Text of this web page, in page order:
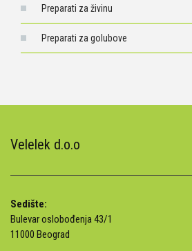
Preparati za živinu
Preparati za golubove
Velelek d.o.o
Sedište:
Bulevar oslobođenja 43/1
11000 Beograd